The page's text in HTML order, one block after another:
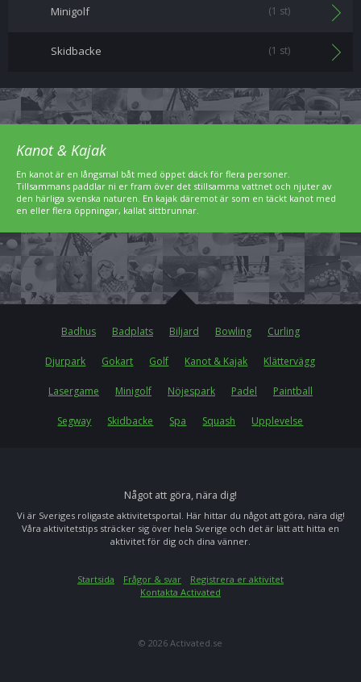
Minigolf (1 st)
Skidbacke (1 st)
Kanot & Kajak
En kanot är en långsmal båt med öppet däck för flera personer.
Tillsammans paddlar ni er fram över det stillsamma vattnet och njuter av
den härliga svenska naturen. En kajak däremot är som en täckt kanot med
en eller flera öppningar, kallat sittbrunnar.
Badhus Badplats Biljard Bowling Curling
Djurpark Gokart Golf Kanot & Kajak Klättervägg
Lasergame Minigolf Nöjespark Padel Paintball
Segway Skidbacke Spa Squash Upplevelse
Något att göra, nära dig!
Vi är Sveriges roligaste aktivitetsportal. Här hittar du något att göra, nära dig!
Våra aktivitetstips sträcker sig över hela Sverige och det är lätt att hitta en
aktivitet för dig och dina vänner.
Startsida Frågor & svar
Registrera er aktivitet
Kontakta Activated
© 2026 Activated.se